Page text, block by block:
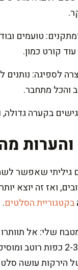
טועמים
קורט כמון.
והכל מתחבר.
בקערה גדולה,
והערות
שאפשר
ואז זה יוצא
בקטגוריית הסלטים.
שלי: אל
שומרת בצד 2-3
הירקות עושה